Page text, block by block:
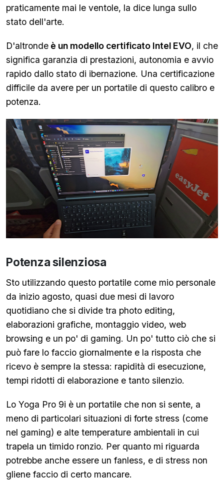
praticamente mai le ventole, la dice lunga sullo
stato dell'arte.
D'altronde è un modello certificato Intel EVO, il che
significa garanzia di prestazioni, autonomia e avvio
rapido dallo stato di ibernazione. Una certificazione
difficile da avere per un portatile di questo calibro e
potenza.
Potenza silenziosa
Sto utilizzando questo portatile come mio personale
da inizio agosto, quasi due mesi di lavoro
quotidiano che si divide tra photo editing,
elaborazioni grafiche, montaggio video, web
browsing e un po' di gaming. Un po' tutto ciò che si
può fare lo faccio giornalmente e la risposta che
ricevo è sempre la stessa: rapidità di esecuzione,
tempi ridotti di elaborazione e tanto silenzio.
Lo Yoga Pro 9i è un portatile che non si sente, a
meno di particolari situazioni di forte stress (come
nel gaming) e alte temperature ambientali in cui
trapela un timido ronzio. Per quanto mi riguarda
potrebbe anche essere un fanless, e di stress non
gliene faccio di certo mancare.